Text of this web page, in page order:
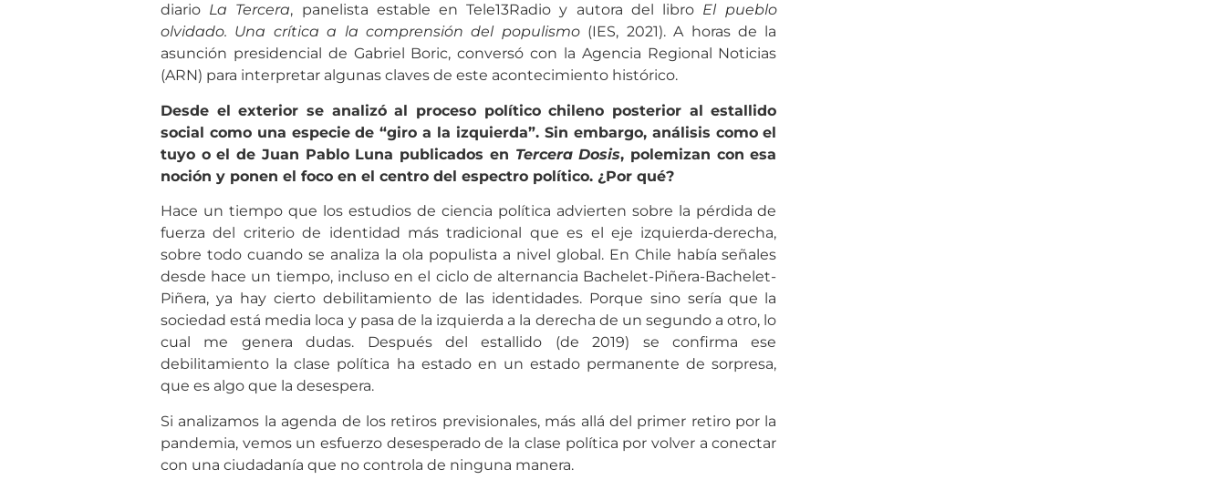
diario La Tercera, panelista estable en Tele13Radio y autora del libro El pueblo
olvidado. Una crítica a la comprensión del populismo(IES, 2021). A horas de la
asunción presidencial de Gabriel Boric, conversó con la Agencia Regional Noticias
(ARN) para interpretar algunas claves de este acontecimiento histórico.
Desde el exterior se analizó al proceso político chileno posterior al estallido
social como una especie de “giro a la izquierda”. Sin embargo, análisis como el
tuyo o el de Juan Pablo Luna publicados en Tercera Dosis, polemizan con esa
noción y ponen el foco en el centro del espectro político. ¿Por qué?
Hace un tiempo que los estudios de ciencia política advierten sobre la pérdida de
fuerza del criterio de identidad más tradicional que es el eje izquierda-derecha,
sobre todo cuando se analiza la ola populista a nivel global. En Chile había señales
desde hace un tiempo, incluso en el ciclo de alternancia Bachelet-Piñera-Bachelet-
Piñera, ya hay cierto debilitamiento de las identidades. Porque sino sería que la
sociedad está media loca y pasa de la izquierda a la derecha de un segundo a otro, lo
cual me genera dudas. Después del estallido (de 2019) se confirma ese
debilitamiento la clase política ha estado en un estado permanente de sorpresa,
que es algo que la desespera.
Si analizamos la agenda de los retiros previsionales, más allá del primer retiro por la
pandemia, vemos un esfuerzo desesperado de la clase política por volver a conectar
con una ciudadanía que no controla de ninguna manera.